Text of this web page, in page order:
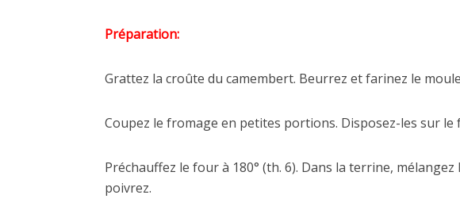
Préparation:
Grattez la croûte du camembert. Beurrez et farinez le
Coupez le fromage en petites portions. Disposez-les sur le
Préchauffez le four à 180° (th. 6). Dans la terrine,
poivrez.